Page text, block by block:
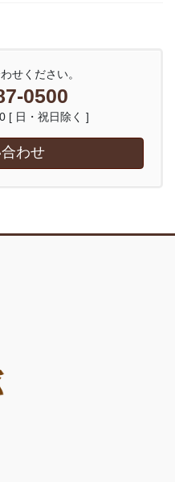
せください。
0500
[ 日・祝日除く ]
わせ